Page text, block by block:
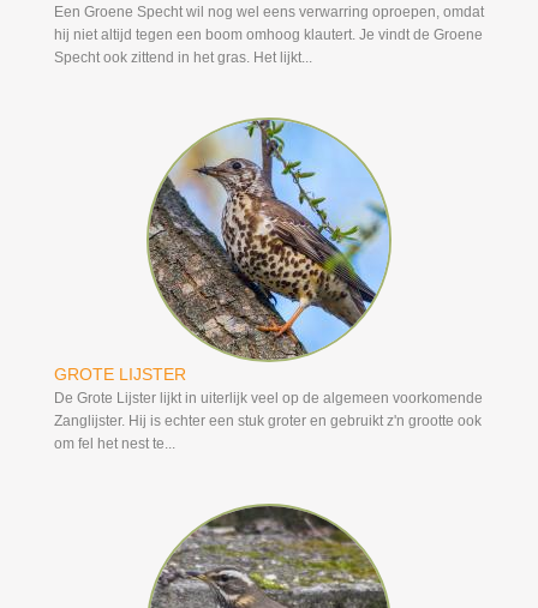
Een Groene Specht wil nog wel eens verwarring oproepen, omdat
hij niet altijd tegen een boom omhoog klautert. Je vindt de Groene
Specht ook zittend in het gras. Het lijkt...
GROTE LIJSTER
De Grote Lijster lijkt in uiterlijk veel op de algemeen voorkomende
Zanglijster. Hij is echter een stuk groter en gebruikt z'n grootte ook
om fel het nest te...